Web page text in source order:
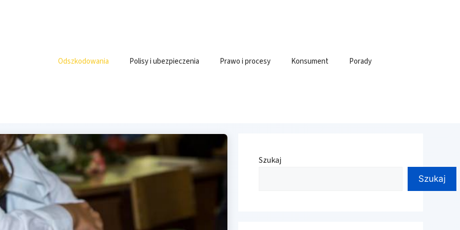
Odszkodowania Polisy i ubezpieczenia Prawo i procesy Konsument Porady
Szukaj
Szukaj